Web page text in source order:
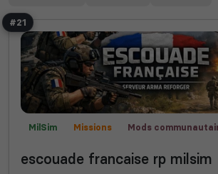
#21
MilSim Missions Mods
escouade francaise rp milsim